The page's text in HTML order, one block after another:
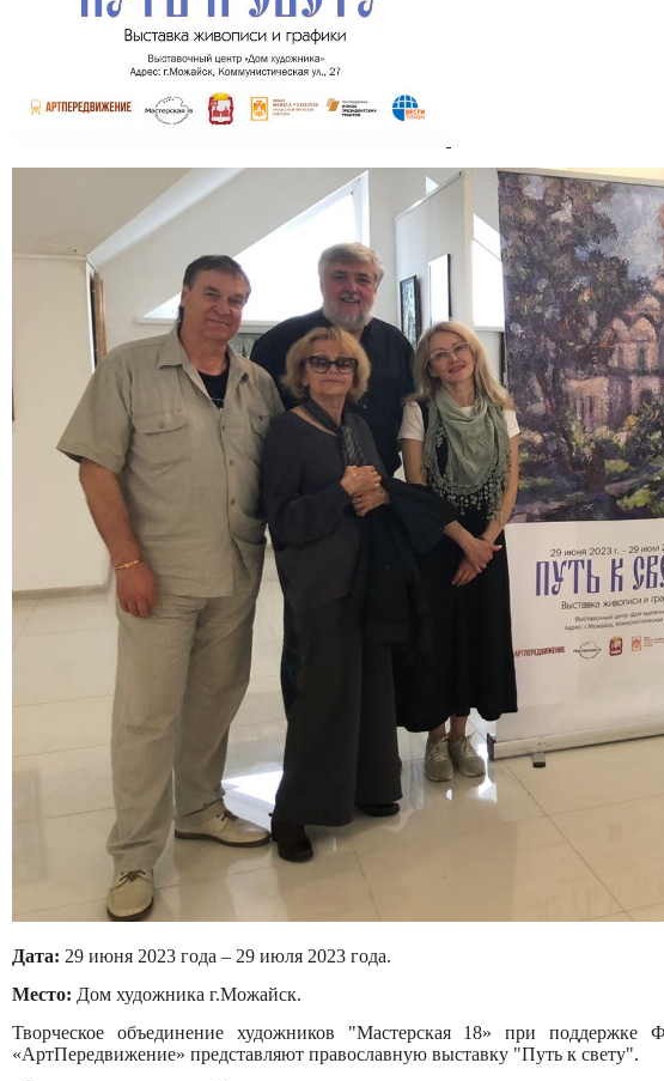
Дата: 29 июня 2023 года – 29 июля 2023 года.
Место: Дом художника г.Можайск.
Творческое объединение художников "Мастерская 18» при
«АртПередвижение» представляют православную выставку "Путь к свету".